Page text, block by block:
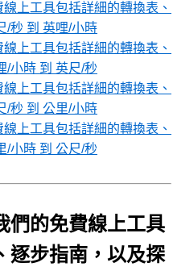
上工具包括詳細的轉換表、
/秒 到 英哩/小時
上工具包括詳細的轉換表、
/小時 到 英尺/秒
上工具包括詳細的轉換表、
/秒 到 公里/小時
上工具包括詳細的轉換表、
/小時 到 公尺/秒
們的免費線上工具
逐步指南，以及探